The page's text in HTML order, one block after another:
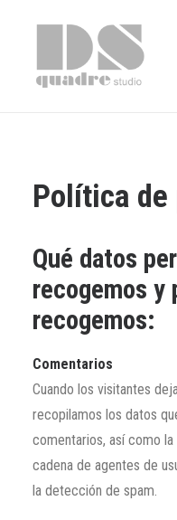
ESTUDIO
CONTACTO
Política de
Qué datos
recogemos y
recogemos:
Comentarios
Cuando los visitantes
recopilamos los datos
comentarios, así como
cadena de agentes de
la detección de spam.